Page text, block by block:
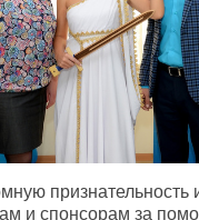
признательность
и спонсорам за